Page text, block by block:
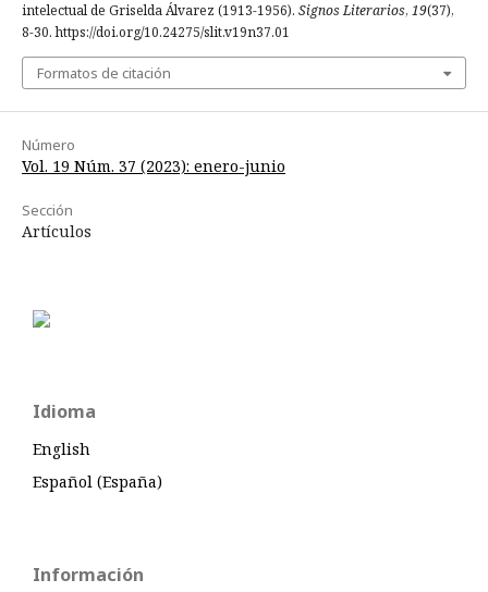
intelectual de Griselda Álvarez (1913-1956). Signos Literarios, 19(37),
8-30. https://doi.org/10.24275/slit.v19n37.01
Formatos de citación
Número
Vol. 19 Núm. 37 (2023): enero-junio
Sección
Artículos
Idioma
English
Español (España)
Información